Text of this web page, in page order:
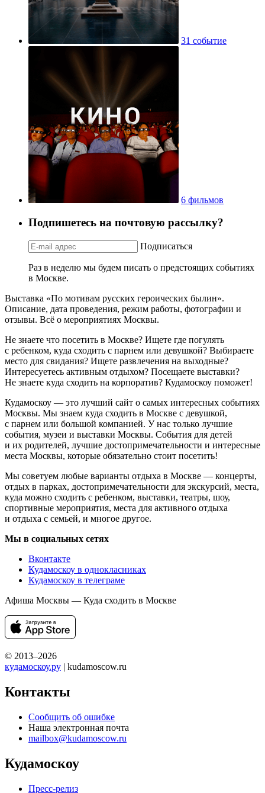
31 событие
6 фильмов
Подпишетесь на почтовую рассылку?
Подписаться
Раз в неделю мы будем писать о предстоящих событиях
в Москве.
Выставка «По мотивам русских героических былин».
Описание, дата проведения, режим работы, фотографии и
отзывы. Всё о мероприятиях Москвы.
Не знаете что посетить в Москве? Ищете где погулять
с ребенком, куда сходить с парнем или девушкой? Выбираете
место для свидания? Ищете развлечения на выходные?
Интересуетесь активным отдыхом? Посещаете выставки?
Не знаете куда сходить на корпоратив? Кудамоскоу поможет!
Кудамоскоу — это лучший сайт о самых интересных событиях
Москвы. Мы знаем куда сходить в Москве с девушкой,
с парнем или большой компанией. У нас только лучшие
события, музеи и выставки Москвы. События для детей
и их родителей, лучшие достопримечательности и интересные
места Москвы, которые обязательно стоит посетить!
Мы советуем любые варианты отдыха в Москве — концерты,
отдых в парках, достопримечательности для экскурсий, места,
куда можно сходить с ребенком, выставки, театры, шоу,
спортивные мероприятия, места для активного отдыха
и отдыха с семьей, и многое другое.
Мы в социальных сетях
Вконтакте
Кудамоскоу в однокласниках
Кудамоскоу в телеграме
Афиша Москвы — Куда сходить в Москве
© 2013–2026
кудамоскоу.ру | kudamoscow.ru
Контакты
Сообщить об ошибке
Наша электронная почта
mailbox@kudamoscow.ru
Кудамоскоу
Пресс-релиз